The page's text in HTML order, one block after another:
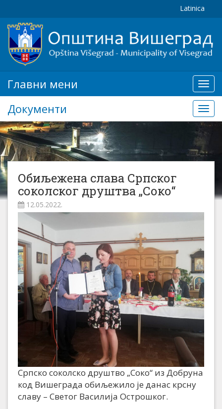
Latinica
мени
Главни мени
Документи
Обиљежена слава Српског
соколског друштва „Соко“
12.05.2022.
Српско соколско друштво „Соко“ из Добруна
код Вишеграда обиљежило је данас крсну
славу – Светог Василија Острошког.